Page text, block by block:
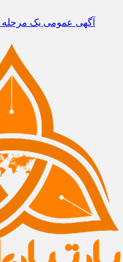
آگهی عمومی یک مرحله